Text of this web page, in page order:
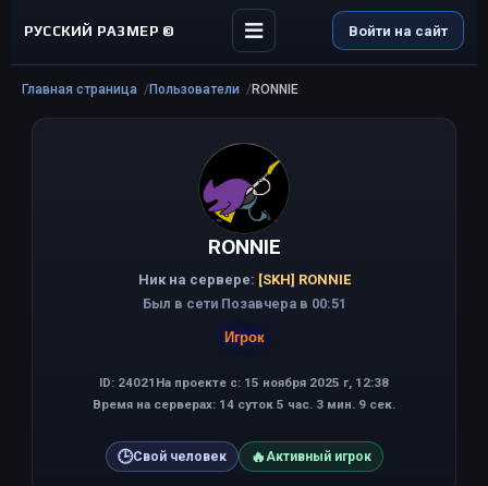
РУССКИЙ РАЗМЕР © Войти на сайт
Главная страница Пользователи RONNIE
RONNIE
Ник на сервере: [SKH] RONNIE
Был в сети Позавчера в 00:51
Игрок
ID: 24021 На проекте с: 15 ноября 2025 г, 12:38
Время на серверах: 14 суток 5 час. 3 мин. 9 сек.
🕒Свой человек 🔥Активный игрок